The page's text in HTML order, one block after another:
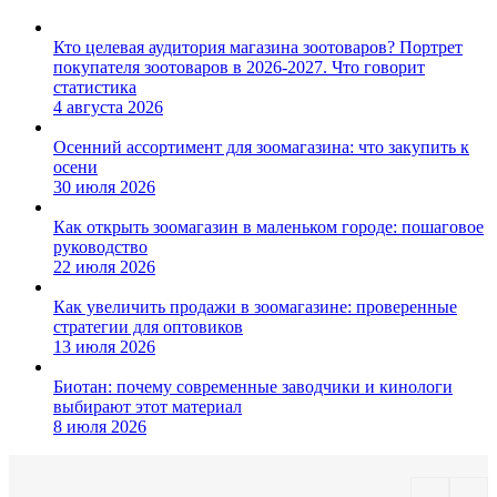
Кто целевая аудитория магазина зоотоваров? Портрет
покупателя зоотоваров в 2026-2027. Что говорит
статистика
4 августа 2026
Осенний ассортимент для зоомагазина: что закупить к
осени
30 июля 2026
Как открыть зоомагазин в маленьком городе: пошаговое
руководство
22 июля 2026
Как увеличить продажи в зоомагазине: проверенные
стратегии для оптовиков
13 июля 2026
Биотан: почему современные заводчики и кинологи
выбирают этот материал
8 июля 2026